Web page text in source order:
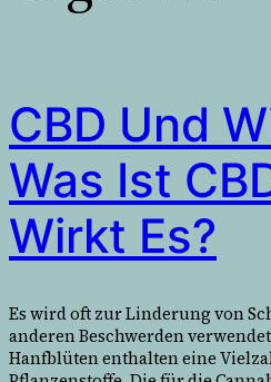
CBD Und
Was Ist
Wirkt Es?
Es wird oft zur Linderung von
anderen Beschwerden
Hanfblüten enthalten eine